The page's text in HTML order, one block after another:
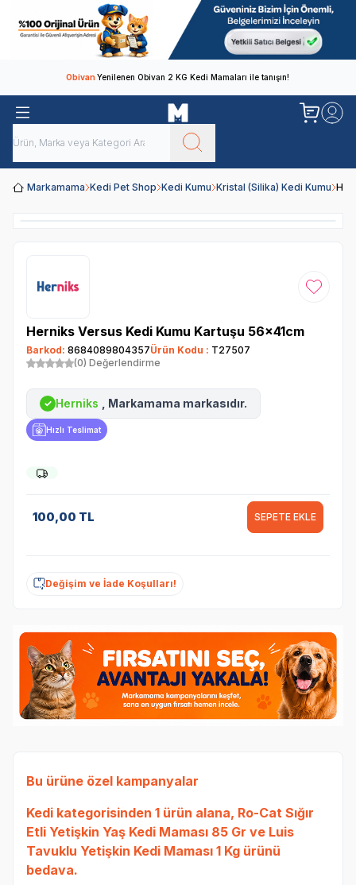
ObivanYenilenen Obivan 2 KG Kedi Mamaları ile tanışın!
Markamama Kedi Pet Shop Kedi Kumu Kristal (Silika) Kedi Kumu
Favoriye
Herniks Versus Kedi Kumu Kartuşu 56x41cm
Barkod: 8684089804357Ürün Kodu : T27507
(0) Değerlendirme
✓ Herniks , Markamama markasıdır.
Hızlı Teslimat
100,00 TL SEPETE EKLE
Değişim ve İade Koşulları!
Bu ürüne özel kampanyalar
Kedi kategorisinden 1 ürün alana, Ro-Cat Sığır
Etli Yetişkin Yaş Kedi Maması 85 Gr ve Luis
Tavuklu Yetişkin Kedi Maması 1 Kg ürünü
bedava.